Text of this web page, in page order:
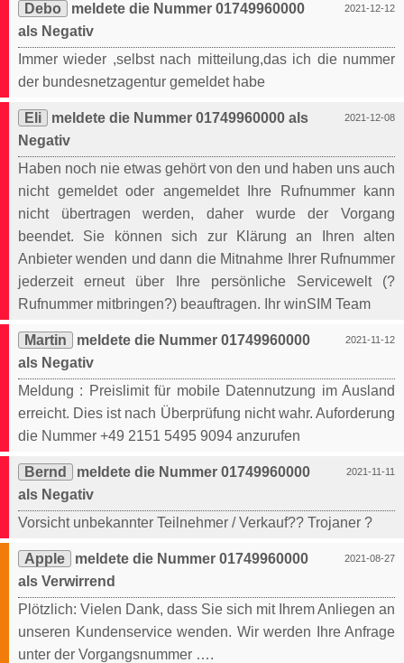
2021-12-12
Debo
meldete die Nummer 01749960000
als Negativ
Immer wieder ,selbst nach mitteilung,das ich die nummer
der bundesnetzagentur gemeldet habe
2021-12-08
Eli
meldete die Nummer 01749960000 als
Negativ
Haben noch nie etwas gehört von den und haben uns auch
nicht gemeldet oder angemeldet Ihre Rufnummer kann
nicht übertragen werden, daher wurde der Vorgang
beendet. Sie können sich zur Klärung an Ihren alten
Anbieter wenden und dann die Mitnahme Ihrer Rufnummer
jederzeit erneut über Ihre persönliche Servicewelt (?
Rufnummer mitbringen?) beauftragen. Ihr winSIM Team
2021-11-12
Martin
meldete die Nummer 01749960000
als Negativ
Meldung : Preislimit für mobile Datennutzung im Ausland
erreicht. Dies ist nach Überprüfung nicht wahr. Auforderung
die Nummer +49 2151 5495 9094 anzurufen
2021-11-11
Bernd
meldete die Nummer 01749960000
als Negativ
Vorsicht unbekannter Teilnehmer / Verkauf?? Trojaner ?
2021-08-27
Apple
meldete die Nummer 01749960000
als Verwirrend
Plötzlich: Vielen Dank, dass Sie sich mit Ihrem Anliegen an
unseren Kundenservice wenden. Wir werden Ihre Anfrage
unter der Vorgangsnummer ….